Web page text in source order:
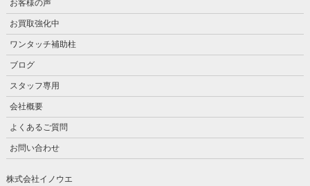
お客様の声
お買取強化中
ワンタッチ補助柱
ブログ
スタッフ専用
会社概要
よくあるご質問
お問い合わせ
株式会社イノウエ